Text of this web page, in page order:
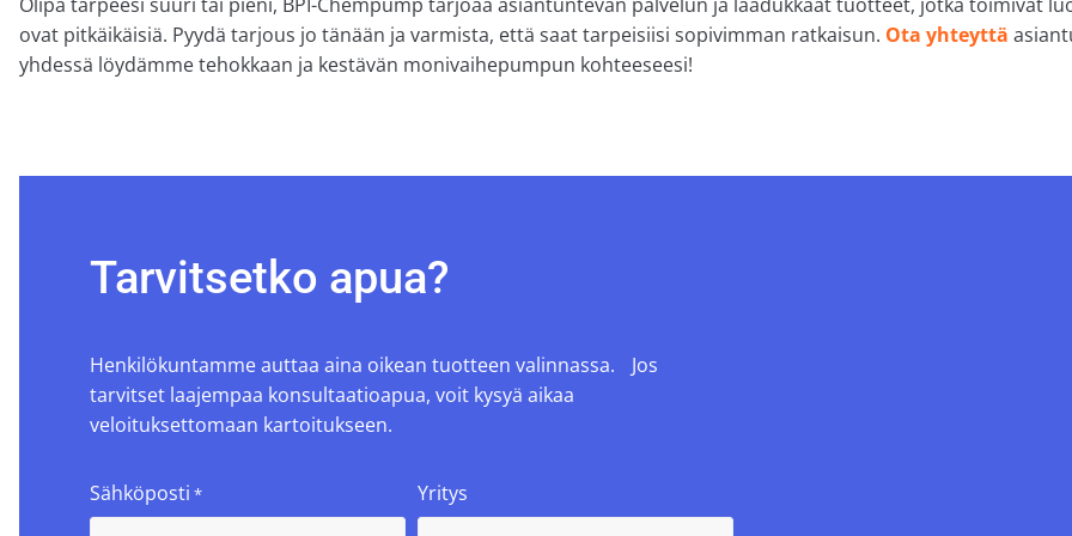
ovat pitkäikäisiä. Pyydä tarjous jo tänään ja varmista, että saat tarpeisiisi sopivimman ratkaisun. Ota yhteyttä
yhdessä löydämme tehokkaan ja kestävän monivaihepumpun kohteeseesi!
Tarvitsetko apua?
Henkilökuntamme auttaa aina oikean tuotteen valinnassa. Jos
tarvitset laajempaa konsultaatioapua, voit kysyä aikaa
veloituksettomaan kartoitukseen.
Sähköposti * Yritys